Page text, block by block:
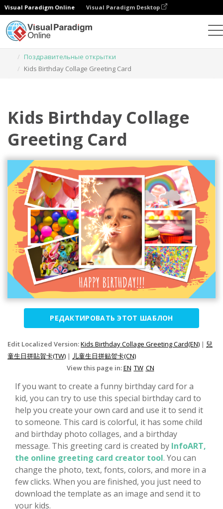
Visual Paradigm Online Visual Paradigm Desktop
Поздравительные открытки
Kids Birthday Collage Greeting Card
Kids Birthday Collage
Greeting Card
РЕДАКТИРОВАТЬ ЭТОТ ШАБЛОН
Edit Localized Version:Kids Birthday Collage Greeting Card(EN) | 兒
童生日拼貼賀卡(TW) | 儿童生日拼贴贺卡(CN)
View this page in:EN TW CN
If you want to create a funny birthday card for a
kid, you can try to use this special birthday card to
help you create your own card and use it to send it
to someone. This card is colorful, it has some child
and birthday photo collages, and a birthday
message. This greeting card is created by InfoART,
the online greeting card creator tool. You can
change the photo, text, fonts, colors, and more in a
few clicks. When you are finished, you just need to
download the template as an image and send it to
your kids.